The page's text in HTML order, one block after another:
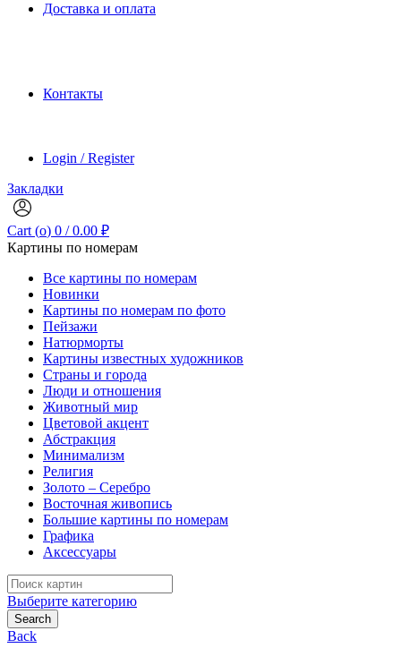
Доставка и оплата
Контакты
Login / Register
Закладки
Cart (o) 0 / 0.00 ₽
Картины по номерам
Все картины по номерам
Новинки
Картины по номерам по фото
Пейзажи
Натюрморты
Картины известных художников
Страны и города
Люди и отношения
Животный мир
Цветовой акцент
Абстракция
Минимализм
Религия
Золото – Серебро
Восточная живопись
Большие картины по номерам
Графика
Аксессуары
Search
for:
Выберите категорию
Search
Back